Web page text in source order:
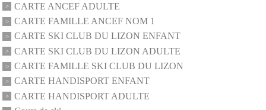
CARTE ANCEF ADULTE
CARTE FAMILLE ANCEF NOM 1
CARTE SKI CLUB DU LIZON ENFANT
CARTE SKI CLUB DU LIZON ADULTE
CARTE FAMILLE SKI CLUB DU LIZON
CARTE HANDISPORT ENFANT
CARTE HANDISPORT ADULTE